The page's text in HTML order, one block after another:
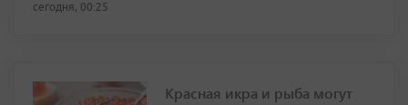
сегодня, 00:25
Красная икра и рыба могут